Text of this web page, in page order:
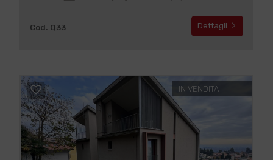
Cod. Q33 Dettagli
IN VENDITA